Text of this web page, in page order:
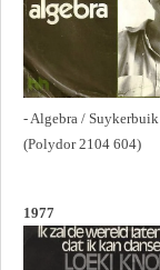
- Algebra / Suykerbuik
(Polydor 2104 604)
1977